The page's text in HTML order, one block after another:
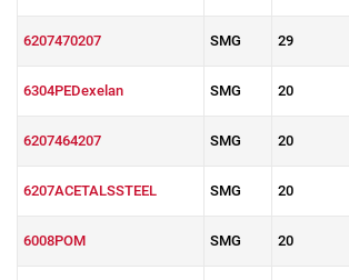
6207470207 SMG 29
6304PEDexelan SMG 20
6207464207 SMG 20
6207ACETALSSTEEL SMG 20
6008POM SMG 20